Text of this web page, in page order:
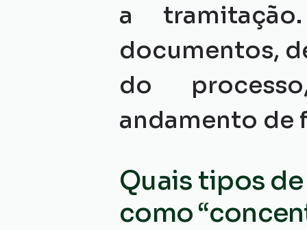
a
documentos,
do
andamento de
Quais tipos
como